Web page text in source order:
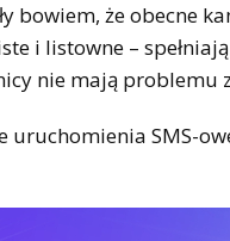
bowiem, że obecne
i listowne –
nie mają
uruchomienia SMS-